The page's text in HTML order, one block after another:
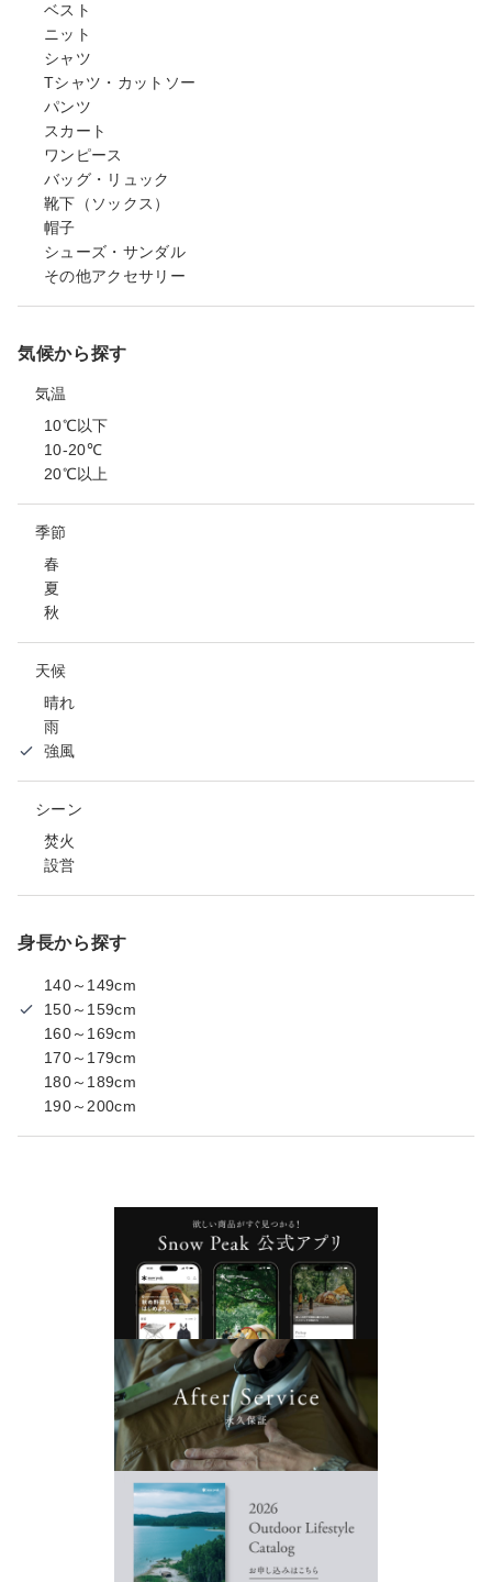
ベスト
ニット
シャツ
Tシャツ・カットソー
パンツ
スカート
ワンピース
バッグ・リュック
靴下（ソックス）
帽子
シューズ・サンダル
その他アクセサリー
気候から探す
気温
10℃以下
10-20℃
20℃以上
季節
春
夏
秋
天候
晴れ
雨
強風
シーン
焚火
設営
身長から探す
140～149cm
150～159cm
160～169cm
170～179cm
180～189cm
190～200cm